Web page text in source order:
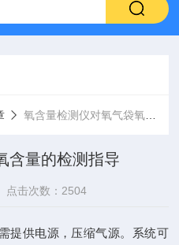
氧含量检测仪对氧气袋氧含量的检测指导
含量的检测指导
点击次数：2504
提供电源，压缩气源。系统可